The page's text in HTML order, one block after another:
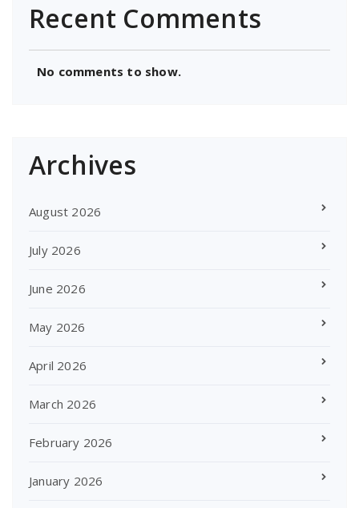
Recent Comments
No comments to show.
Archives
August 2026
July 2026
June 2026
May 2026
April 2026
March 2026
February 2026
January 2026